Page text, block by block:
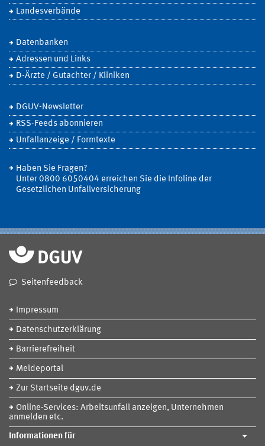
Landesverbände
Datenbanken
Adressen und Links
D-Ärzte / Gutachter / Kliniken
DGUV-Newsletter
RSS-Feeds abonnieren
Unfallanzeige / Formtexte
Haben Sie Fragen?
Unter 0800 6050404 erreichen Sie die Infoline der
Gesetzlichen Unfallversicherung
Seitenfeedback
Impressum
Datenschutzerklärung
Barrierefreiheit
Meldeportal
Zur Startseite dguv.de
Online-Services: Arbeitsunfall anzeigen, Unternehmen
anmelden etc.
Informationen für